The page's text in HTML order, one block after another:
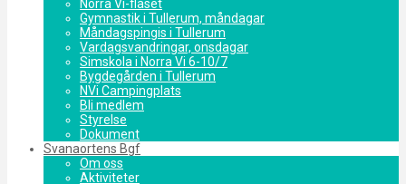
Norra Vi-flåset
Gymnastik i Tullerum, måndagar
Måndagspingis i Tullerum
Vardagsvandringar, onsdagar
Simskola i Norra Vi 6-10/7
Bygdegården i Tullerum
NVi Campingplats
Bli medlem
Styrelse
Dokument
Svanaortens Bgf
Om oss
Aktiviteter